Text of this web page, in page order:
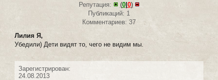
Репутация:
(0| 0)
Публикаций: 1
Комментариев: 37
Лилия Я,
Убедили) Дети видят то, чего не видим мы.
Зарегистрирован:
24.08.2013